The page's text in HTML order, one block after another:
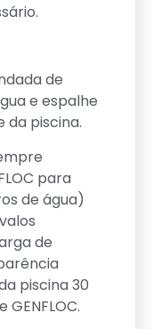
de
e espalhe
da piscina.
para
de água)
de
piscina 30